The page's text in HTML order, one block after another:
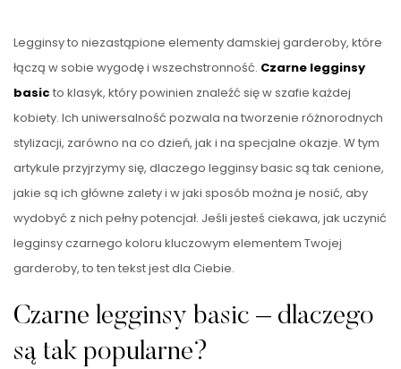
Legginsy to niezastąpione elementy damskiej garderoby, które
łączą w sobie wygodę i wszechstronność. Czarne legginsy
basic to klasyk, który powinien znaleźć się w szafie każdej
kobiety. Ich uniwersalność pozwala na tworzenie różnorodnych
stylizacji, zarówno na co dzień, jak i na specjalne okazje. W tym
artykule przyjrzymy się, dlaczego legginsy basic są tak cenione,
jakie są ich główne zalety i w jaki sposób można je nosić, aby
wydobyć z nich pełny potencjał. Jeśli jesteś ciekawa, jak uczynić
legginsy czarnego koloru kluczowym elementem Twojej
garderoby, to ten tekst jest dla Ciebie.
Czarne legginsy basic – dlaczego
są tak popularne?